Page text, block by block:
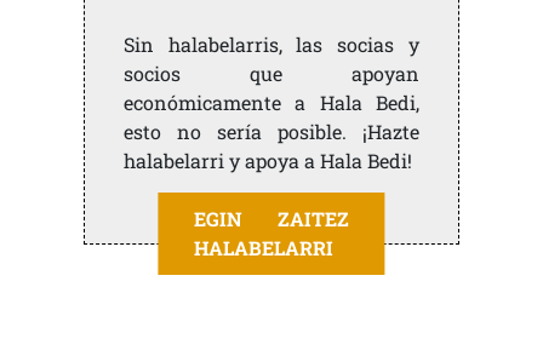
Sin halabelarris, las socias y
socios que apoyan
económicamente a Hala Bedi,
esto no sería posible. ¡Hazte
halabelarri y apoya a Hala Bedi!
EGIN ZAITEZ
HALABELARRI